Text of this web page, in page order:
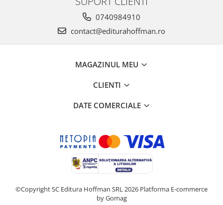
0740984910
contact@editurahoffman.ro
MAGAZINUL MEU
CLIENTI
DATE COMERCIALE
©Copyright SC Editura Hoffman SRL 2026 Platforma E-commerce
by Gomag